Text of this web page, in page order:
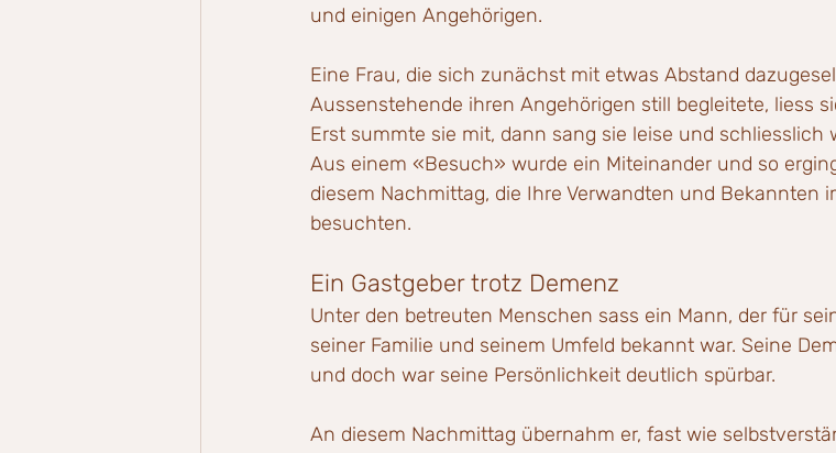
und einigen Angehörigen.
Eine Frau, die sich zunächst mit etwas Abstand
Aussenstehende ihren Angehörigen still begleitete, liess
Erst summte sie mit, dann sang sie leise und schliesslich
Aus einem «Besuch» wurde ein Miteinander und so
diesem Nachmittag, die Ihre Verwandten und Bekannten
besuchten.
Ein Gastgeber trotz Demenz
Unter den betreuten Menschen sass ein Mann, der für
seiner Familie und seinem Umfeld bekannt war. Seine
und doch war seine Persönlichkeit deutlich spürbar.
An diesem Nachmittag übernahm er, fast wie